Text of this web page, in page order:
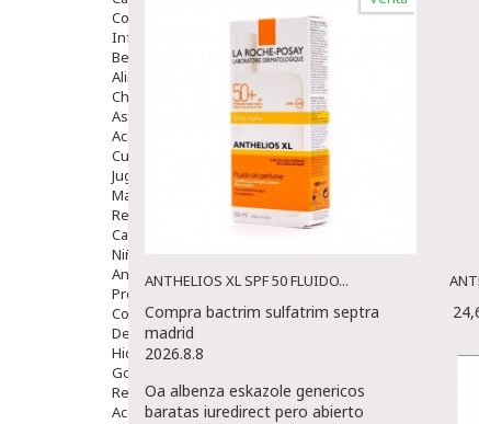
Complementos
Infantil
Bebé
Alimentación Y Complementos
Chupetes Y Mordedores
Aseo Y Baño
Accesorios
Cuidados Especiales
Juguetes
Mama
Regalos
Canastilla
Niños
Antipiojos
Protección Solar
Complementos Alimentarios
Dentales
Hidratantes
Golpes Y Hematomas
Repelentes De Mosquitos
Accesorios
ANTHELIOS XL SPF 50 FLUIDO...
Compra bactrim sulfatrim septra
madrid
2026.8.8
Oa albenza eskazole genericos
baratas iuredirect pero abierto